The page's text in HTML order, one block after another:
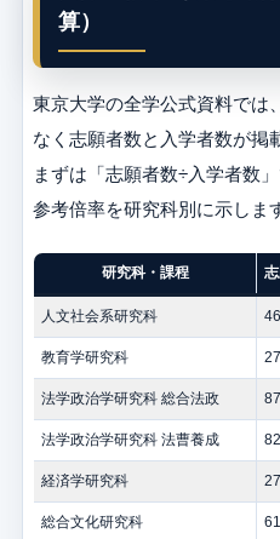
算）
東京大学の全学公式資料では
なく志願者数と入学者数が掲
まずは「志願者数÷入学者数
参考倍率を研究科別に示しま
研究科・課程
人文社会系研究科
教育学研究科
法学政治学研究科 総合法政 87
法学政治学研究科 法曹養成
経済学研究科
総合文化研究科